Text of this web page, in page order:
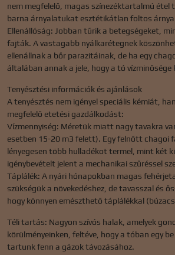
nem megfelelő, magas színezéktartalmú étel
barna árnyalatukat esztétikátlan foltos
Ellenállóság: Jobban tűrik a betegségeket,
fajták. A vastagabb nyálkarétegnek
ellenállnak a bőr parazitáinak, de ha egy
általában annak a jele, hogy a tó vízminősége
Tenyésztési információk és ajánlások
A tenyésztés nem igényel speciális kémiát,
megfelelő etetési gazdálkodást:
Vízmennyiség: Méretük miatt nagy tavakra
esetben 15-20 m3 felett). Egy felnőtt chagoi
lényegesen több hulladékot termel, mint két
igénybevételt jelent a mechanikai szűréssel
Táplálék: A nyári hónapokban magas
szükségük a növekedéshez, de tavasszal és
hogy könnyen emészthető táplálékkal
Téli tartás: Nagyon szívós halak, amelyek
körülményeinken, feltéve, hogy a tóban egy
tartunk fenn a gázok távozásához.